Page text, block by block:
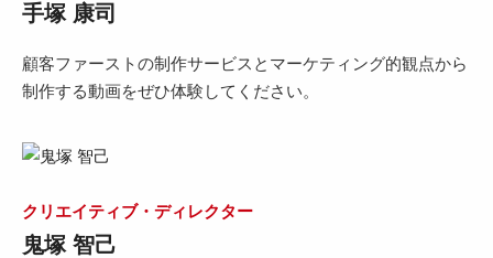
手塚 康司
顧客ファーストの制作サービスとマーケティング的観点から
制作する動画をぜひ体験してください。
クリエイティブ・ディレクター
鬼塚 智己